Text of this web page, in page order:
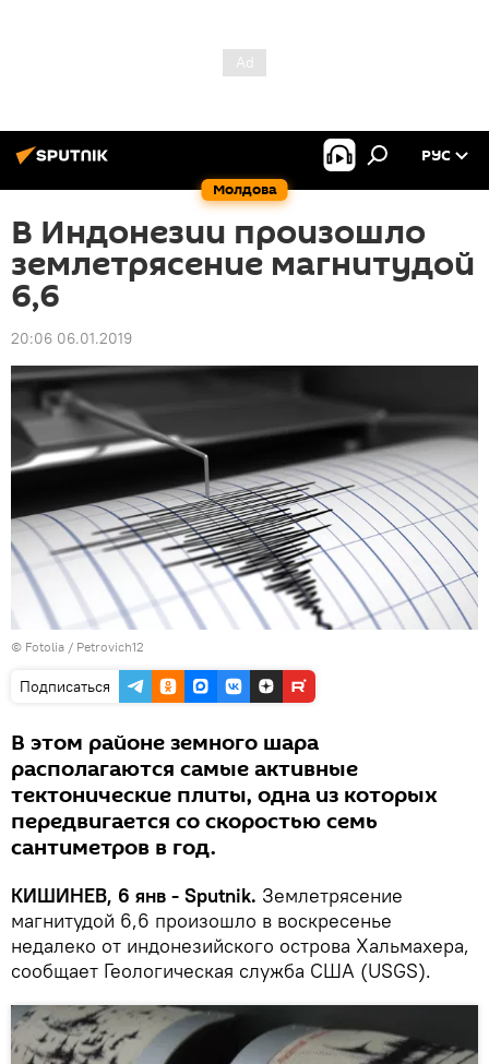
Молдова
РУС
В Индонезии произошло
землетрясение магнитудой
6,6
20:06 06.01.2019
© Fotolia / Petrovich12
Подписаться
В этом районе земного шара
располагаются самые активные
тектонические плиты, одна из которых
передвигается со скоростью семь
сантиметров в год.
КИШИНЕВ, 6 янв - Sputnik. Землетрясение
магнитудой 6,6 произошло в воскресенье
недалеко от индонезийского острова Хальмахера,
сообщает Геологическая служба США (USGS).